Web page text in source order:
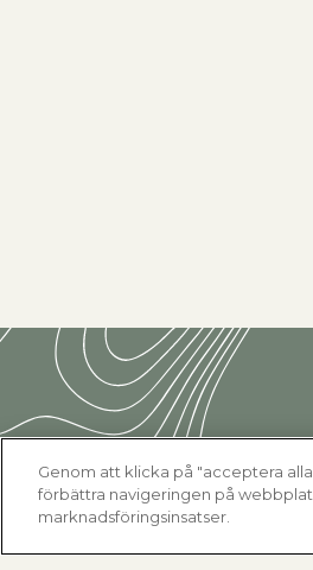
Genom att klicka på "acceptera
förbättra navigeringen på
marknadsföringsinsatser.